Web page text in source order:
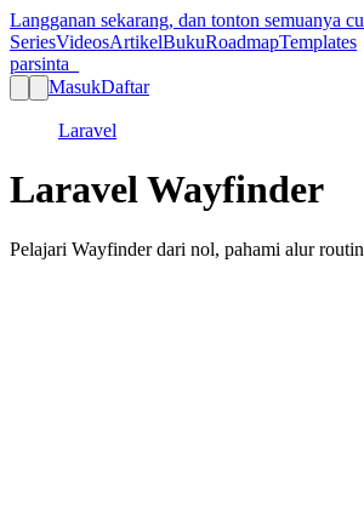
Langganan sekarang, dan tonton semuanya
SeriesVideosArtikelBukuRoadmapTemplates
parsinta_
MasukDaftar
Laravel
Laravel Wayfinder
Pelajari Wayfinder dari nol, pahami alur